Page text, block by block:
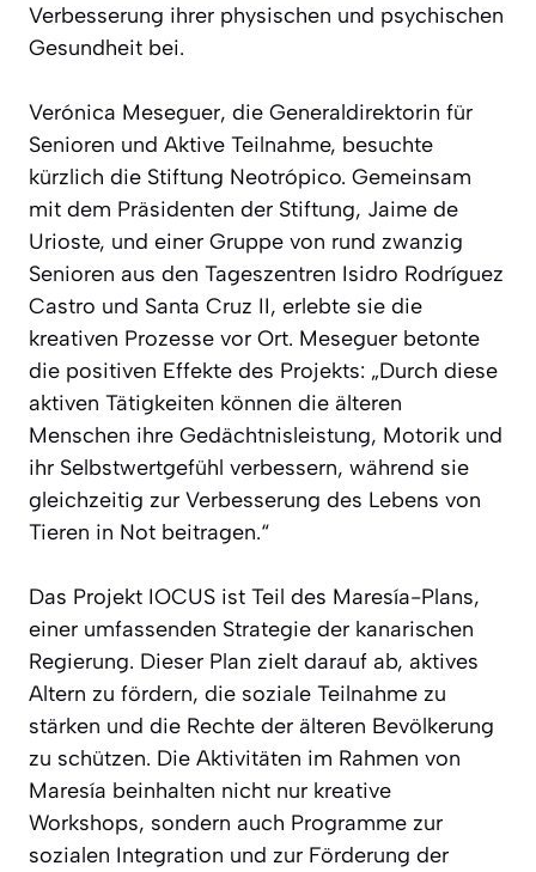
Verbesserung ihrer physischen und psychischen
Gesundheit bei.
Verónica Meseguer, die Generaldirektorin für
Senioren und Aktive Teilnahme, besuchte
kürzlich die Stiftung Neotrópico. Gemeinsam
mit dem Präsidenten der Stiftung, Jaime de
Urioste, und einer Gruppe von rund zwanzig
Senioren aus den Tageszentren Isidro Rodríguez
Castro und Santa Cruz II, erlebte sie die
kreativen Prozesse vor Ort. Meseguer betonte
die positiven Effekte des Projekts: „Durch diese
aktiven Tätigkeiten können die älteren
Menschen ihre Gedächtnisleistung, Motorik und
ihr Selbstwertgefühl verbessern, während sie
gleichzeitig zur Verbesserung des Lebens von
Tieren in Not beitragen.“
Das Projekt IOCUS ist Teil des Maresía-Plans,
einer umfassenden Strategie der kanarischen
Regierung. Dieser Plan zielt darauf ab, aktives
Altern zu fördern, die soziale Teilnahme zu
stärken und die Rechte der älteren Bevölkerung
zu schützen. Die Aktivitäten im Rahmen von
Maresía beinhalten nicht nur kreative
Workshops, sondern auch Programme zur
sozialen Integration und zur Förderung der